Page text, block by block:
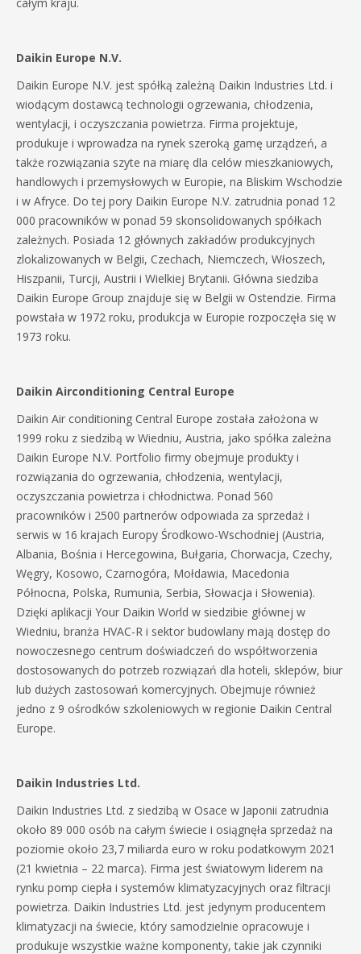
Daikin Europe N.V.
Daikin Europe N.V. jest spółką zależną Daikin Industries Ltd. i
wiodącym dostawcą technologii ogrzewania, chłodzenia,
wentylacji, i oczyszczania powietrza. Firma projektuje,
produkuje i wprowadza na rynek szeroką gamę urządzeń, a
także rozwiązania szyte na miarę dla celów mieszkaniowych,
handlowych i przemysłowych w Europie, na Bliskim Wschodzie
i w Afryce. Do tej pory Daikin Europe N.V. zatrudnia ponad 12
000 pracowników w ponad 59 skonsolidowanych spółkach
zależnych. Posiada 12 głównych zakładów produkcyjnych
zlokalizowanych w Belgii, Czechach, Niemczech, Włoszech,
Hiszpanii, Turcji, Austrii i Wielkiej Brytanii. Główna siedziba
Daikin Europe Group znajduje się w Belgii w Ostendzie. Firma
powstała w 1972 roku, produkcja w Europie rozpoczęła się w
1973 roku.
Daikin Airconditioning Central Europe
Daikin Air conditioning Central Europe została założona w
1999 roku z siedzibą w Wiedniu, Austria, jako spółka zależna
Daikin Europe N.V. Portfolio firmy obejmuje produkty i
rozwiązania do ogrzewania, chłodzenia, wentylacji,
oczyszczania powietrza i chłodnictwa. Ponad 560
pracowników i 2500 partnerów odpowiada za sprzedaż i
serwis w 16 krajach Europy Środkowo-Wschodniej (Austria,
Albania, Bośnia i Hercegowina, Bułgaria, Chorwacja, Czechy,
Węgry, Kosowo, Czarnogóra, Mołdawia, Macedonia
Północna, Polska, Rumunia, Serbia, Słowacja i Słowenia).
Dzięki aplikacji Your Daikin World w siedzibie głównej w
Wiedniu, branża HVAC-R i sektor budowlany mają dostęp do
nowoczesnego centrum doświadczeń do współtworzenia
dostosowanych do potrzeb rozwiązań dla hoteli, sklepów, biur
lub dużych zastosowań komercyjnych. Obejmuje również
jedno z 9 ośrodków szkoleniowych w regionie Daikin Central
Europe.
Daikin Industries Ltd.
Daikin Industries Ltd. z siedzibą w Osace w Japonii zatrudnia
około 89 000 osób na całym świecie i osiągnęła sprzedaż na
poziomie około 23,7 miliarda euro w roku podatkowym 2021
(21 kwietnia – 22 marca). Firma jest światowym liderem na
rynku pomp ciepła i systemów klimatyzacyjnych oraz filtracji
powietrza. Daikin Industries Ltd. jest jedynym producentem
klimatyzacji na świecie, który samodzielnie opracowuje i
produkuje wszystkie ważne komponenty, takie jak czynniki